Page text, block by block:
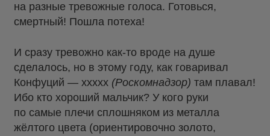
на разные тревожные голоса. Готовься,
смертный! Пошла потеха!
И сразу тревожно как-то вроде на душе
сделалось, но в этому году, как говаривал
Конфуций — xxxxx (Роскомнадзор) там плавал!
Ибо кто хороший мальчик? У кого руки
по самые плечи сплошняком из металла
жёлтого цвета (ориентировочно золото,